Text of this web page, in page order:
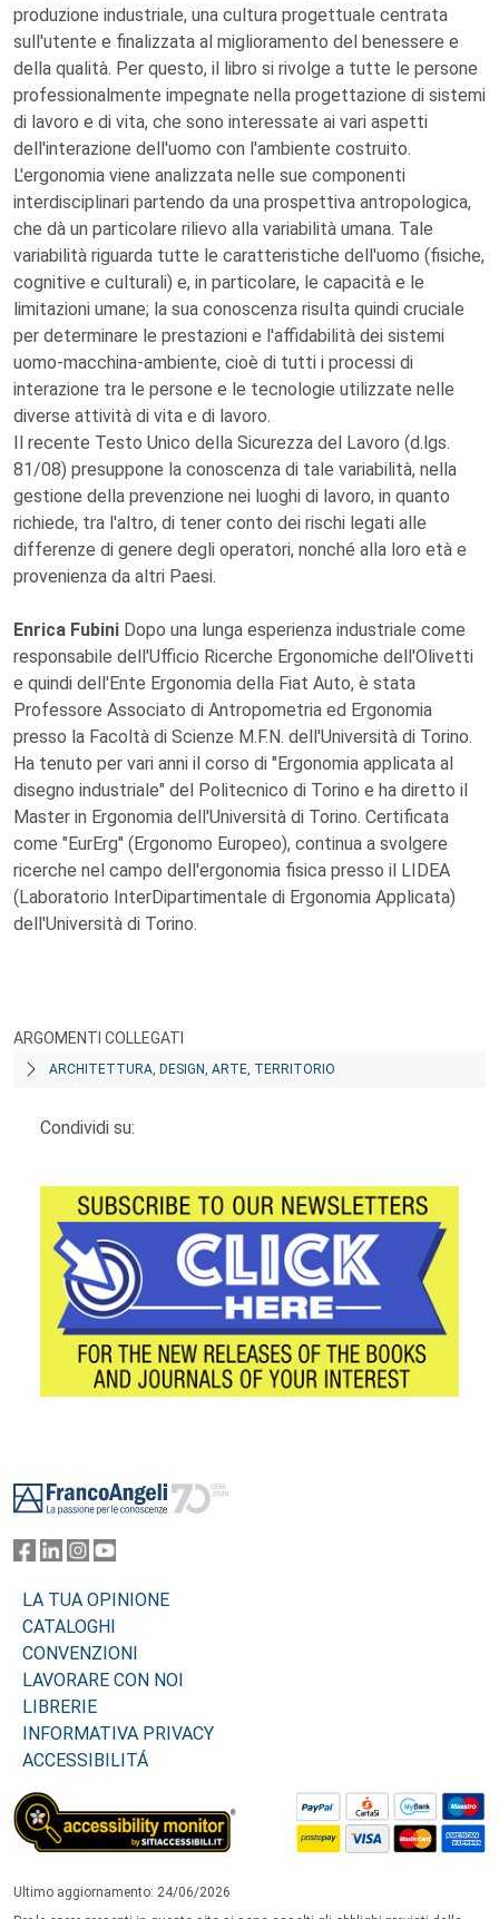
produzione industriale, una cultura progettuale centrata
sull'utente e finalizzata al miglioramento del benessere e
della qualità. Per questo, il libro si rivolge a tutte le persone
professionalmente impegnate nella progettazione di sistemi
di lavoro e di vita, che sono interessate ai vari aspetti
dell'interazione dell'uomo con l'ambiente costruito.
L'ergonomia viene analizzata nelle sue componenti
interdisciplinari partendo da una prospettiva antropologica,
che dà un particolare rilievo alla variabilità umana. Tale
variabilità riguarda tutte le caratteristiche dell'uomo (fisiche,
cognitive e culturali) e, in particolare, le capacità e le
limitazioni umane; la sua conoscenza risulta quindi cruciale
per determinare le prestazioni e l'affidabilità dei sistemi
uomo-macchina-ambiente, cioè di tutti i processi di
interazione tra le persone e le tecnologie utilizzate nelle
diverse attività di vita e di lavoro.
Il recente Testo Unico della Sicurezza del Lavoro (d.lgs.
81/08) presuppone la conoscenza di tale variabilità, nella
gestione della prevenzione nei luoghi di lavoro, in quanto
richiede, tra l'altro, di tener conto dei rischi legati alle
differenze di genere degli operatori, nonché alla loro età e
provenienza da altri Paesi.
Enrica Fubini Dopo una lunga esperienza industriale come
responsabile dell'Ufficio Ricerche Ergonomiche dell'Olivetti
e quindi dell'Ente Ergonomia della Fiat Auto, è stata
Professore Associato di Antropometria ed Ergonomia
presso la Facoltà di Scienze M.F.N. dell'Università di Torino.
Ha tenuto per vari anni il corso di "Ergonomia applicata al
disegno industriale" del Politecnico di Torino e ha diretto il
Master in Ergonomia dell'Università di Torino. Certificata
come "EurErg" (Ergonomo Europeo), continua a svolgere
ricerche nel campo dell'ergonomia fisica presso il LIDEA
(Laboratorio InterDipartimentale di Ergonomia Applicata)
dell'Università di Torino.
ARGOMENTI COLLEGATI
ARCHITETTURA, DESIGN, ARTE, TERRITORIO
Condividi su:
LA TUA OPINIONE
CATALOGHI
CONVENZIONI
LAVORARE CON NOI
LIBRERIE
INFORMATIVA PRIVACY
ACCESSIBILITÁ
Ultimo aggiornamento: 24/06/2026